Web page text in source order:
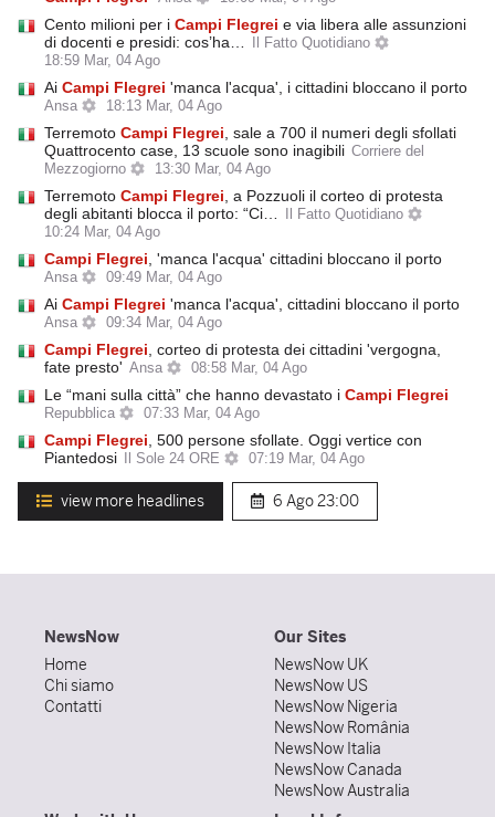
Cento milioni per i Campi Flegrei e via libera alle assunzioni
di docenti e presidi: cos’ha…
Il Fatto Quotidiano
18:59 Mar, 04 Ago
Ai Campi Flegrei 'manca l'acqua', i cittadini bloccano il porto
Ansa 18:13 Mar, 04 Ago
Terremoto Campi Flegrei , sale a 700 il numeri degli sfollati
Quattrocento case, 13 scuole sono inagibili Corriere del
Mezzogiorno
13:30 Mar, 04 Ago
Terremoto Campi Flegrei , a Pozzuoli il corteo di protesta
degli abitanti blocca il porto: “Ci…
Il Fatto Quotidiano
10:24 Mar, 04 Ago
Campi Flegrei , 'manca l'acqua' cittadini bloccano il porto
Ansa 09:49 Mar, 04 Ago
Ai Campi Flegrei 'manca l'acqua', cittadini bloccano il porto
Ansa 09:34 Mar, 04 Ago
Campi Flegrei , corteo di protesta dei cittadini 'vergogna,
fate presto' Ansa 08:58 Mar, 04 Ago
Le “mani sulla città” che hanno devastato i Campi Flegrei
Repubblica 07:33 Mar, 04 Ago
Campi Flegrei , 500 persone sfollate. Oggi vertice con
Piantedosi
Il Sole 24 ORE 07:19 Mar, 04 Ago
view more headlines 6 Ago23:00
NewsNow
Home
Chi siamo
Contatti
Our Sites
NewsNow UK
NewsNow US
NewsNow Nigeria
NewsNow România
NewsNow Italia
NewsNow Canada
NewsNow Australia